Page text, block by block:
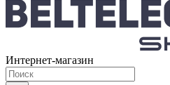
Интернет-магазин